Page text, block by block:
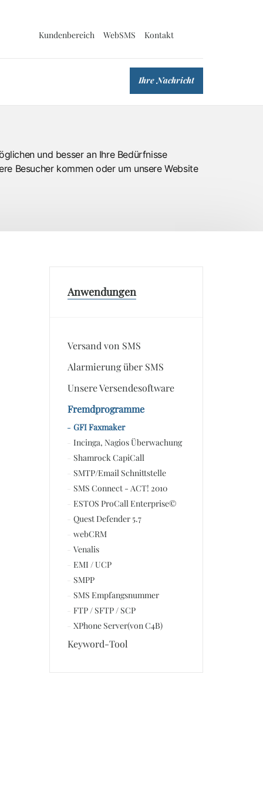
und besser an Ihre Bedürfnisse
Besucher kommen oder um unsere Website
Ihre Nachricht
Kundenbereich WebSMS Kontakt
Anwendungen
Versand von SMS
Alarmierung über SMS
Unsere Versendesoftware
Fremdprogramme
GFI Faxmaker
Incinga, Nagios Überwachung
Shamrock CapiCall
SMTP/Email Schnittstelle
SMS Connect - ACT! 2010
ESTOS ProCall Enterprise©
Quest Defender 5.7
webCRM
Venalis
EMI / UCP
SMPP
SMS Empfangsnummer
FTP / SFTP / SCP
XPhone Server(von C4B)
Keyword-Tool